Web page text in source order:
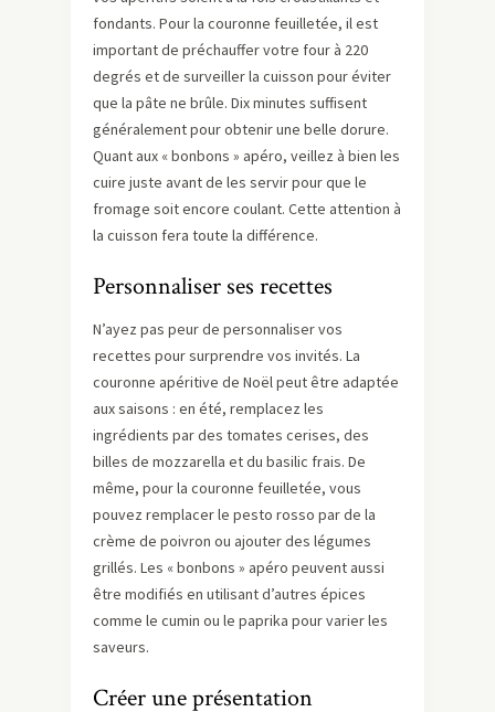
fondants. Pour la couronne feuilletée, il est
important de préchauffer votre four à 220
degrés et de surveiller la cuisson pour éviter
que la pâte ne brûle. Dix minutes suffisent
généralement pour obtenir une belle dorure.
Quant aux « bonbons » apéro, veillez à bien les
cuire juste avant de les servir pour que le
fromage soit encore coulant. Cette attention à
la cuisson fera toute la différence.
Personnaliser ses recettes
N’ayez pas peur de personnaliser vos
recettes pour surprendre vos invités. La
couronne apéritive de Noël peut être adaptée
aux saisons : en été, remplacez les
ingrédients par des tomates cerises, des
billes de mozzarella et du basilic frais. De
même, pour la couronne feuilletée, vous
pouvez remplacer le pesto rosso par de la
crème de poivron ou ajouter des légumes
grillés. Les « bonbons » apéro peuvent aussi
être modifiés en utilisant d’autres épices
comme le cumin ou le paprika pour varier les
saveurs.
Créer une présentation